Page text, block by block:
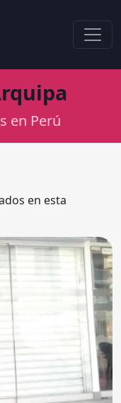
en Perú
en esta